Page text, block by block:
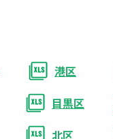
港区
目黒区
北区